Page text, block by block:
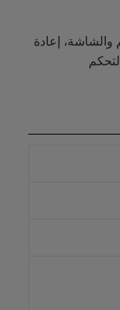
والشاشة، إعادة